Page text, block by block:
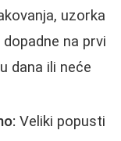
uzorka
na prvi
dana ili neće
Veliki popusti